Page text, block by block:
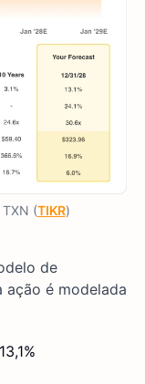
(TIKR)
de
ação é modelada
13,1%